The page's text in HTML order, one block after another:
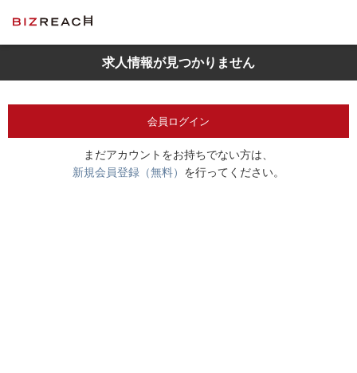
求人情報が見つかりません
会員ログイン
まだアカウントをお持ちでない方は、
新規会員登録（無料） を行ってください。